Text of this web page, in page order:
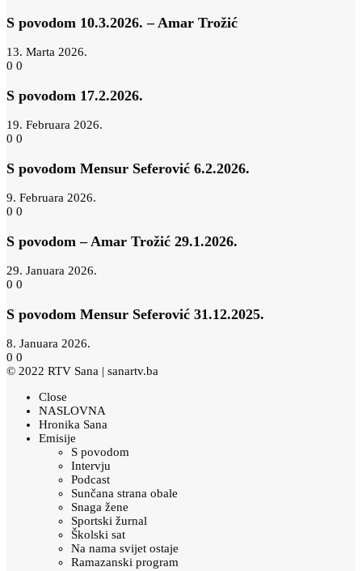
S povodom 10.3.2026. – Amar Trožić
13. Marta 2026.
0 0
S povodom 17.2.2026.
19. Februara 2026.
0 0
S povodom Mensur Seferović 6.2.2026.
9. Februara 2026.
0 0
S povodom – Amar Trožić 29.1.2026.
29. Januara 2026.
0 0
S povodom Mensur Seferović 31.12.2025.
8. Januara 2026.
0 0
© 2022 RTV Sana | sanartv.ba
Close
NASLOVNA
Hronika Sana
Emisije
S povodom
Intervju
Podcast
Sunčana strana obale
Snaga žene
Sportski žurnal
Školski sat
Na nama svijet ostaje
Ramazanski program